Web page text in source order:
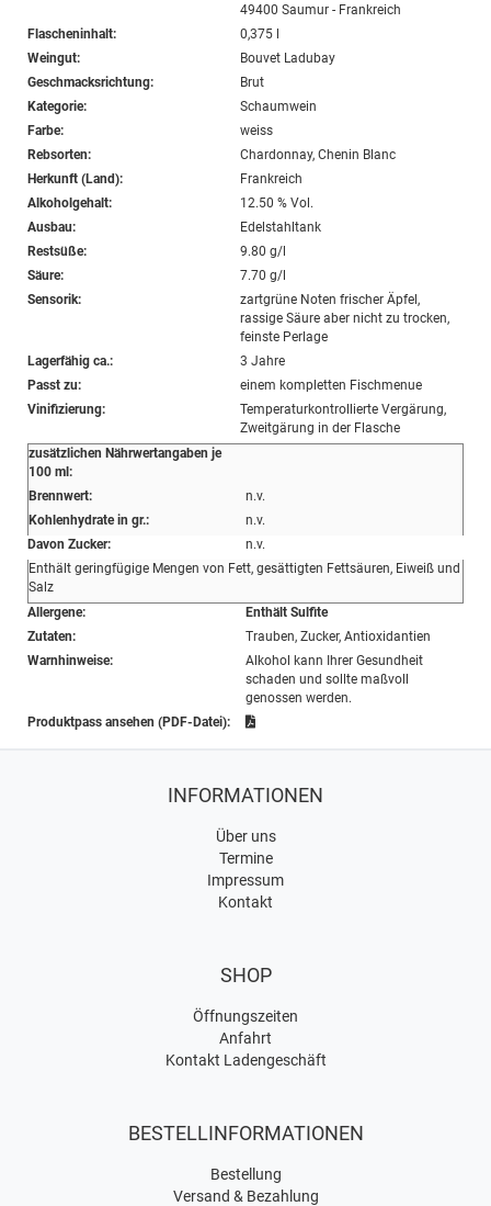
49400 Saumur - Frankreich
Flascheninhalt:
0,375 l
Weingut:
Bouvet Ladubay
Geschmacksrichtung:
Brut
Kategorie:
Schaumwein
Farbe:
weiss
Rebsorten:
Chardonnay, Chenin Blanc
Herkunft (Land):
Frankreich
Alkoholgehalt:
12.50 % Vol.
Ausbau:
Edelstahltank
Restsüße:
9.80 g/l
Säure:
7.70 g/l
Sensorik:
zartgrüne Noten frischer Äpfel,
rassige Säure aber nicht zu trocken,
feinste Perlage
Lagerfähig ca.:
3 Jahre
Passt zu:
einem kompletten Fischmenue
Vinifizierung:
Temperaturkontrollierte Vergärung,
Zweitgärung in der Flasche
zusätzlichen Nährwertangaben je
100 ml:
Brennwert:
n.v.
Kohlenhydrate in gr.:
n.v.
Davon Zucker:
n.v.
Enthält geringfügige Mengen von Fett, gesättigten Fettsäuren, Eiweiß und
Salz
Allergene:
Enthält Sulfite
Zutaten:
Trauben, Zucker, Antioxidantien
Warnhinweise:
Alkohol kann Ihrer Gesundheit
schaden und sollte maßvoll
genossen werden.
Produktpass ansehen (PDF-Datei):
INFORMATIONEN
Über uns
Termine
Impressum
Kontakt
SHOP
Öffnungszeiten
Anfahrt
Kontakt Ladengeschäft
BESTELLINFORMATIONEN
Bestellung
Versand & Bezahlung